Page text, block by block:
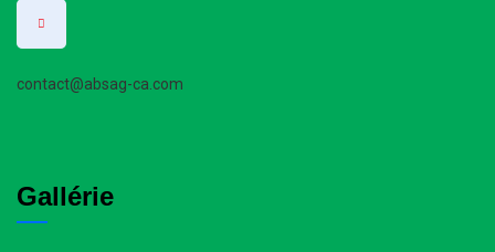
contact@absag-ca.com
Gallérie